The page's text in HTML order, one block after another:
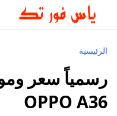
الرئيسية
رسمياً سعر
OPPO A36